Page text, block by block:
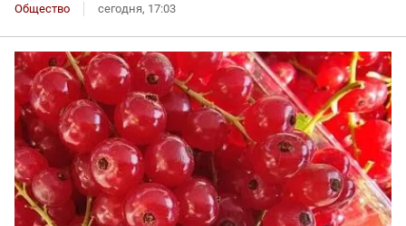
Общество сегодня, 17:03